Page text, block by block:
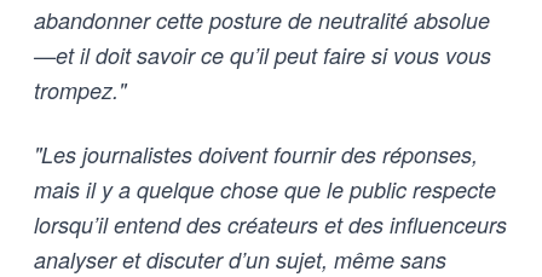
abandonner cette posture de neutralité absolue
—et il doit savoir ce qu’il peut faire si vous vous
trompez."
"Les journalistes doivent fournir des réponses,
mais il y a quelque chose que le public respecte
lorsqu’il entend des créateurs et des influenceurs
analyser et discuter d’un sujet, même sans